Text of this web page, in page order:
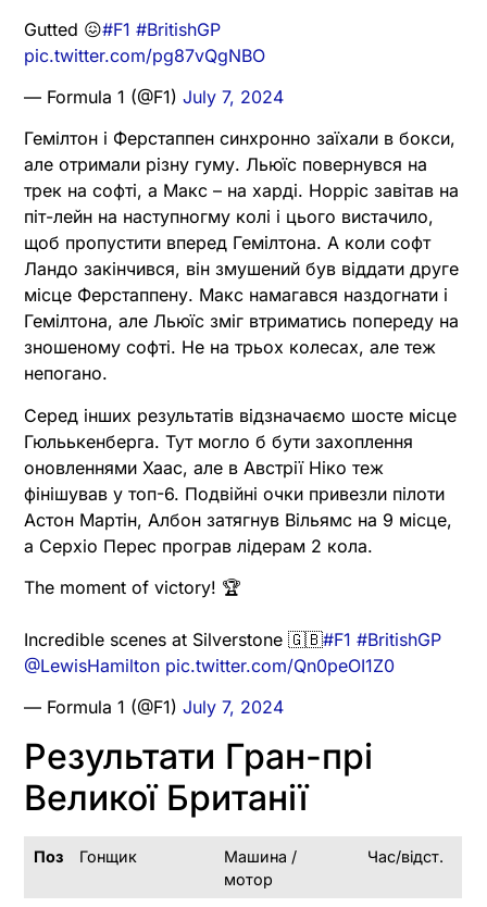
Gutted 😖#F1 #BritishGP
pic.twitter.com/pg87vQgNBO
— Formula 1 (@F1) July 7, 2024
Гемілтон і Ферстаппен синхронно заїхали в бокси,
але отримали різну гуму. Льюїс повернувся на
трек на софті, а Макс – на харді. Норріс завітав на
піт-лейн на наступногму колі і цього вистачило,
щоб пропустити вперед Гемілтона. А коли софт
Ландо закінчився, він змушений був віддати друге
місце Ферстаппену. Макс намагався наздогнати і
Гемілтона, але Льюїс зміг втриматись попереду на
зношеному софті. Не на трьох колесах, але теж
непогано.
Серед інших результатів відзначаємо шосте місце
Гюльькенберга. Тут могло б бути захоплення
оновленнями Хаас, але в Австрії Ніко теж
фінішував у топ-6. Подвійні очки привезли пілоти
Астон Мартін, Албон затягнув Вільямс на 9 місце,
а Серхіо Перес програв лідерам 2 кола.
The moment of victory! 🏆
Incredible scenes at Silverstone 🇬🇧#F1 #BritishGP
@LewisHamilton pic.twitter.com/Qn0peOI1Z0
— Formula 1 (@F1) July 7, 2024
Результати Гран-прі
Великої Британії
Поз Гонщик
Машина /
мотор
Час/відст.